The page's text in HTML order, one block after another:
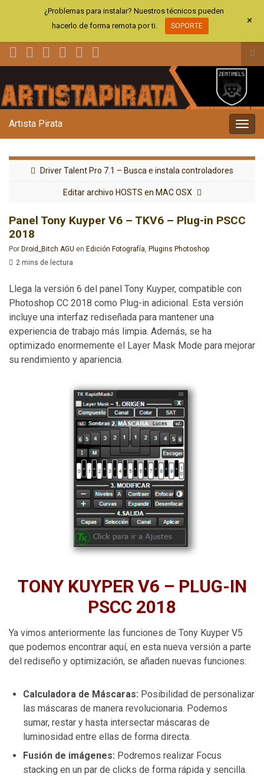
el
la
Artista Pirata
Driver Talent Pro 7.1 – Busca e instala controladores
Editar archivo HOSTS en MAC OSX
Panel Tony Kuyper V6 – TKV6 – Plug-in PSCC
2018
Por Droid_Bitch AGU en Edición Fotografía, Plugins Photoshop
2 mins de lectura
Llega la versión 6 del panel Tony Kuyper, compatible con
Photoshop CC 2018 como Plug-in adicional. Esta versión
incluye una interfaz rediseñada para mantener una
experiencia de trabajo más limpia. Además, se ha
optimizado enormemente el Layer Mask Mode para mejorar
su rendimiento y apariencia.
TONY KUYPER V6 – PLUG-IN
PSCC 2018
Ya vimos anteriormente las funciones de Tony Kuyper V5
que podemos encontrar aquí, en esta nueva versión a parte
del rediseño y optimización, se añaden nuevas funciones:
Calculadora de Máscaras: Posibilidad de personalizar
las máscaras de manera revolucionaria. Podemos
sumar, restar y hasta intersectar máscaras de
luminosidad entre ellas de forma directa.
Fusión de imágenes: Podremos realizar Focus
stacking en un par de clicks de forma rápida y sencilla.
¿Problemas para instalar? Nuestros técnicos pueden
hacerlo de forma remota por ti.
SOPORTE +